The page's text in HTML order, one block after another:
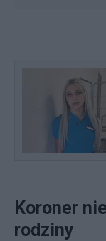
Koroner
rodziny